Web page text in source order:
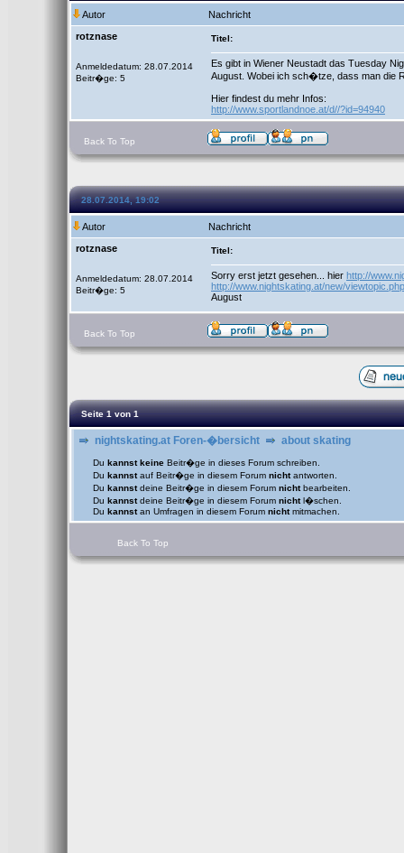
Autor
Nachricht
rotznase
Anmeldedatum: 28.07.2014
Beitr�ge: 5
Titel:
Es gibt in Wiener Neustadt das Tuesday
August. Wobei ich sch�tze, dass man die
Hier findest du mehr Infos:
http://www.sportlandnoe.at/d//?id=94940
Back To Top
28.07.2014, 19:02
Autor
Nachricht
rotznase
Anmeldedatum: 28.07.2014
Beitr�ge: 5
Titel:
Sorry erst jetzt gesehen... hier http://
http://www.nightskating.at/new/
August
Back To Top
Seite 1 von 1
nightskating.at Foren-�bersicht about skating
Du kannst keine Beitr�ge in dieses Forum schreiben.
Du kannstauf Beitr�ge in diesem Forum nichtantworten.
Du kannstdeine Beitr�ge in diesem Forum nichtbearbeiten.
Du kannstdeine Beitr�ge in diesem Forum nichtl�schen.
Du kannstan Umfragen in diesem Forum nichtmitmachen.
Back To Top